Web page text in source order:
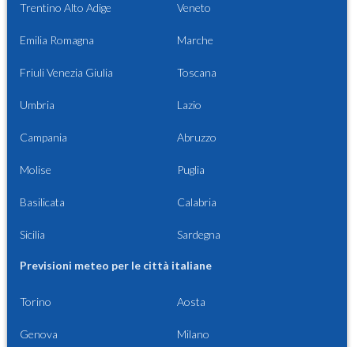
Trentino Alto Adige Veneto
Emilia Romagna Marche
Friuli Venezia Giulia Toscana
Umbria Lazio
Campania Abruzzo
Molise Puglia
Basilicata Calabria
Sicilia Sardegna
Previsioni meteo per le città italiane
Torino Aosta
Genova Milano